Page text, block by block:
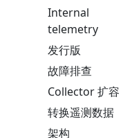
Internal
telemetry
发行版
故障排查
Collector 扩容
转换遥测数据
架构